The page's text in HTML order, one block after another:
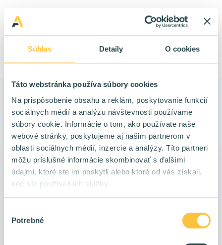
Súhlas Detaily O cookies
Táto webstránka používa súbory cookies
Na prispôsobenie obsahu a reklám, poskytovanie funkcií
sociálnych médií a analýzu návštevnosti používame
súbory cookie. Informácie o tom, ako používate naše
webové stránky, poskytujeme aj našim partnerom v
oblasti sociálnych médií, inzercie a analýzy. Títo partneri
môžu príslušné informácie skombinovať s ďalšími
údajmi, ktoré ste im poskytli alebo ktoré od vás získali,
keď ste používali ich služby.
súhlasu
Potrebné
Ďalšie články